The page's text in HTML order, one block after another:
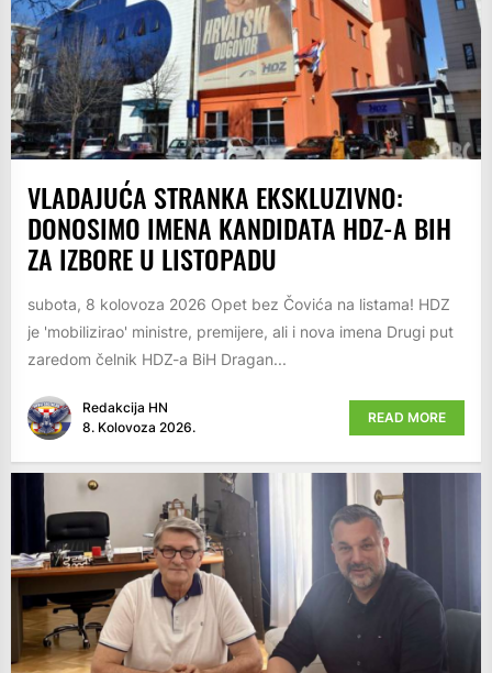
VLADAJUĆA STRANKA EKSKLUZIVNO:
DONOSIMO IMENA KANDIDATA HDZ-A BIH
ZA IZBORE U LISTOPADU
subota, 8 kolovoza 2026 Opet bez Čovića na listama! HDZ
je 'mobilizirao' ministre, premijere, ali i nova imena Drugi put
zaredom čelnik HDZ-a BiH Dragan...
Redakcija HN
8. Kolovoza 2026.
READ MORE